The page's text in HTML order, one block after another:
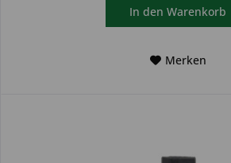
In den Warenkorb
Merken